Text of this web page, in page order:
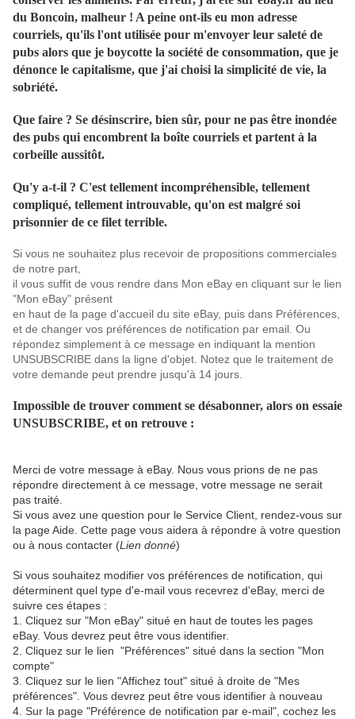
du Boncoin, malheur ! A peine ont-ils eu mon adresse
courriels, qu'ils l'ont utilisée pour m'envoyer leur saleté de
pubs alors que je boycotte la société de consommation, que je
dénonce le capitalisme, que j'ai choisi la simplicité de vie, la
sobriété.
Que faire ? Se désinscrire, bien sûr, pour ne pas être inondée
des pubs qui encombrent la boîte courriels et partent à la
corbeille aussitôt.
Qu'y a-t-il ? C'est tellement incompréhensible, tellement
compliqué, tellement introuvable, qu'on est malgré soi
prisonnier de ce filet terrible.
Si vous ne souhaitez plus recevoir de propositions commerciales
de notre part,
il vous suffit de vous rendre dans Mon eBay en cliquant sur le lien
"Mon eBay" présent
en haut de la page d'accueil du site eBay, puis dans Préférences,
et de changer vos préférences de notification par email. Ou
répondez simplement à ce message en indiquant la mention
UNSUBSCRIBE dans la ligne d'objet. Notez que le traitement de
votre demande peut prendre jusqu'à 14 jours.
Impossible de trouver comment se désabonner, alors on essaie
UNSUBSCRIBE, et on retrouve :
Merci de votre message à eBay. Nous vous prions de ne pas
répondre directement à ce message, votre message ne serait
pas traité.
Si vous avez une question pour le Service Client, rendez-vous sur
la page Aide. Cette page vous aidera à répondre à votre question
ou à nous contacter (Lien donné)
Si vous souhaitez modifier vos préférences de notification, qui
déterminent quel type d'e-mail vous recevrez d'eBay, merci de
suivre ces étapes :
1. Cliquez sur "Mon eBay" situé en haut de toutes les pages
eBay. Vous devrez peut être vous identifier.
2. Cliquez sur le lien "Préférences" situé dans la section "Mon
compte"
3. Cliquez sur le lien "Affichez tout" situé à droite de "Mes
préférences". Vous devrez peut être vous identifier à nouveau
4. Sur la page "Préférence de notification par e-mail", cochez les